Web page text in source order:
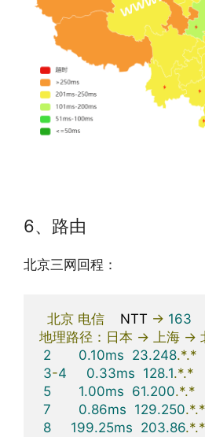
6、路由
北京三网回程：
北京 电信
    NTT
-> 163
地理路径：日本 -> 上海 ->
2
0.10ms 23.248.*.*
3-4 0.33ms 128.1.*.*
5
1.00ms 61.200.*.*
7
0.86ms 129.250.*.*
8
199.25ms 203.86.*.*